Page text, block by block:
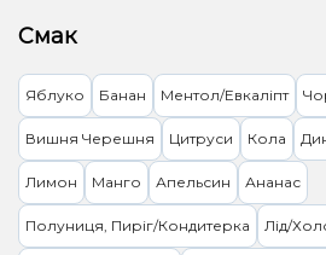
Смак
Яблуко Банан Ментол/Евкаліпт
Вишня Черешня Цитруси Кола
Лимон Манго Апельсин Ананас
Полуниця, Пиріг/Кондитерка Лід/